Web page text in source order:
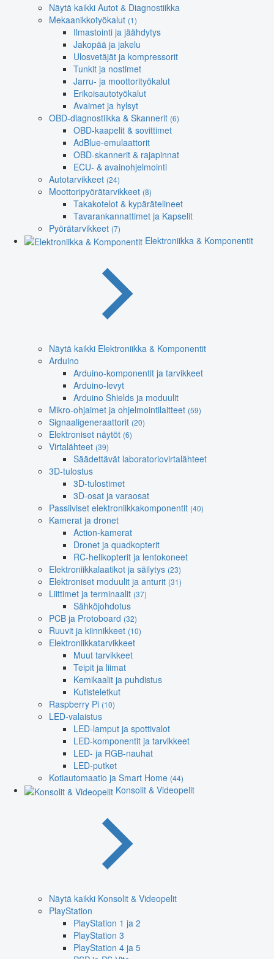
Näytä kaikki Autot & Diagnostiikka
Mekaanikkotyökalut (1)
Ilmastointi ja jäähdytys
Jakopää ja jakelu
Ulosvetäjät ja kompressorit
Tunkit ja nostimet
Jarru- ja moottorityökalut
Erikoisautotyökalut
Avaimet ja hylsyt
OBD-diagnostiikka & Skannerit (6)
OBD-kaapelit & sovittimet
AdBlue-emulaattorit
OBD-skannerit & rajapinnat
ECU- & avainohjelmointi
Autotarvikkeet (24)
Moottoripyörätarvikkeet (8)
Takakotelot & kypärätelineet
Tavarankannattimet ja Kapselit
Pyörätarvikkeet (7)
Elektroniikka & Komponentit
Näytä kaikki Elektroniikka & Komponentit
Arduino
Arduino-komponentit ja tarvikkeet
Arduino-levyt
Arduino Shields ja moduulit
Mikro-ohjaimet ja ohjelmointilaitteet (59)
Signaaligeneraattorit (20)
Elektroniset näytöt (6)
Virtalähteet (39)
Säädettävät laboratoriovirtalähteet
3D-tulostus
3D-tulostimet
3D-osat ja varaosat
Passiiviset elektroniikkakomponentit (40)
Kamerat ja dronet
Action-kamerat
Dronet ja quadkopterit
RC-helikopterit ja lentokoneet
Elektroniikkalaatikot ja säilytys (23)
Elektroniset moduulit ja anturit (31)
Liittimet ja terminaalit (37)
Sähköjohdotus
PCB ja Protoboard (32)
Ruuvit ja kiinnikkeet (10)
Elektroniikkatarvikkeet
Muut tarvikkeet
Teipit ja liimat
Kemikaalit ja puhdistus
Kutisteletkut
Raspberry Pi (10)
LED-valaistus
LED-lamput ja spottivalot
LED-komponentit ja tarvikkeet
LED- ja RGB-nauhat
LED-putket
Kotiautomaatio ja Smart Home (44)
Konsolit & Videopelit
Näytä kaikki Konsolit & Videopelit
PlayStation
PlayStation 1 ja 2
PlayStation 3
PlayStation 4 ja 5